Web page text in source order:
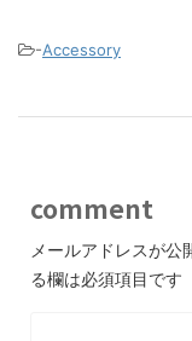
-Accessory
comment
メールアドレスが公
る欄は必須項目です